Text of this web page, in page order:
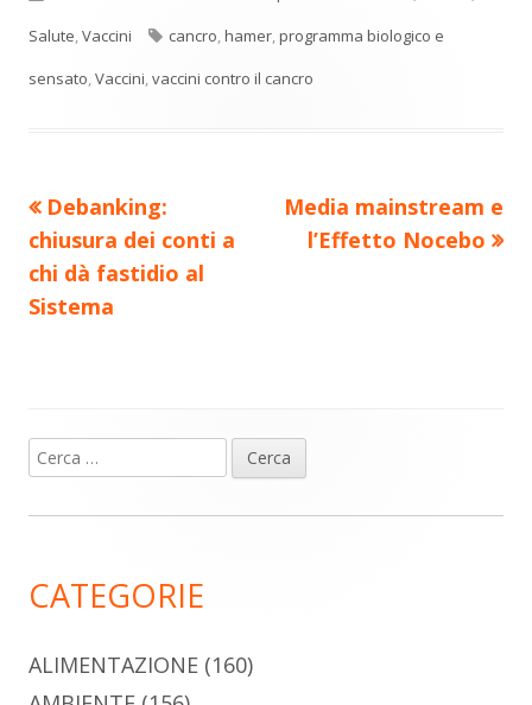
nuova
finestra
nuova
finestra
nuova
finestra
nuova
finestra
nuova
finestra
di
Salute,Vaccini Tag
cancro,hamer,programma biologico e
sensato,Vaccini,vaccini contro il cancro
Navigazione
articoli
Precedente
articolo:
Debanking:
chiusura dei conti a
chi dà fastidio al
Sistema
Nuovo
articolo:
Media mainstream e
l’Effetto Nocebo
Barra
laterale
Ricerca
per:
CATEGORIE
ALIMENTAZIONE (160)